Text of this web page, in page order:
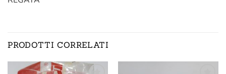
PRODOTTI CORRELATI